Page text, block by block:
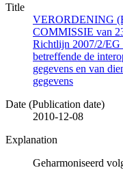
Title
VERORDENING
COMMISSIE van
Richtlijn 2007/2/EG
betreffende de
gegevens en van
gegevens
Date (Publication date)
2010-12-08
Explanation
Geharmoniseerd